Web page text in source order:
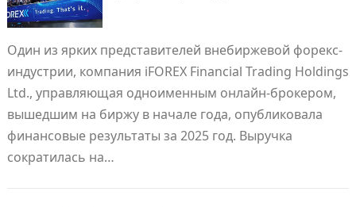
Один из ярких представителей внебиржевой форекс-
индустрии, компания iFOREX Financial Trading Holdings
Ltd., управляющая одноименным онлайн-брокером,
вышедшим на биржу в начале года, опубликовала
финансовые результаты за 2025 год. Выручка
сократилась на…